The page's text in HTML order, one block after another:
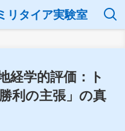
リタイア実験室
経学的評価：ト
利の主張」の真